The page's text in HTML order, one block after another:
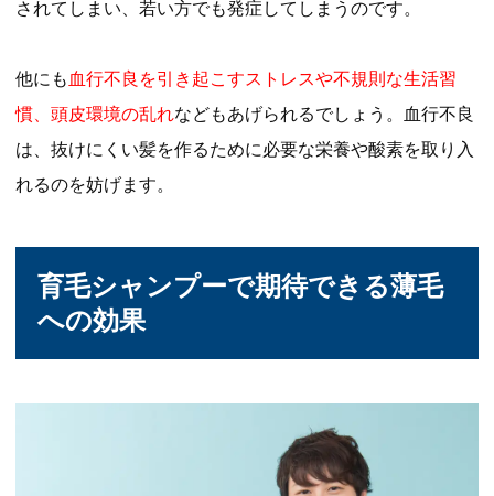
されてしまい、若い方でも発症してしまうのです。
他にも 血行不良を引き起こすストレスや不規則な生活習
慣、頭皮環境の乱れなどもあげられるでしょう。血行不良
は、抜けにくい髪を作るために必要な栄養や酸素を取り入
れるのを妨げます。
育毛シャンプーで期待できる薄毛
への効果